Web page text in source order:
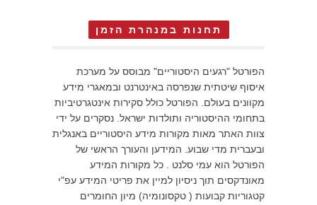
תחנות במנהרת הזמן
הפורטל "רגעים היסטוריים" מבוסס על מערכת
איסוף שיטתית שנפרסה באינטרנט ובמאגרי מידע
מקוונים בעולם. הפורטל כולל סקירות אינטגרטיביות
בתחומי ההיסטוריה ותולדות ישראל. נסקרים על ידי
צוות האתר מאות מקורות מידע היסטוריים באנגלית
ובעברית מדי שבוע. המידען והעורך הראשי של
הפורטל הוא עמי סלנט . כל מקורות המידע
מאונדקסים תוך ניסיון למיין את פריטי המידע עפ"י
קטגוריות קבועות ( טקסונומיה) מיון החומרים